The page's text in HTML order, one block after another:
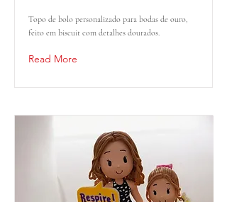
Topo de bolo personalizado para bodas de ouro,
feito em biscuit com detalhes dourados.
Read More